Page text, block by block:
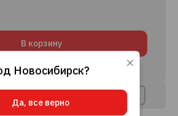
В корзину
8+ КРЕДИТНЫХ ПРЕДЛОЖЕНИЙ
Новосибирск?
Да, все верно
сайт, вы даете согласие
его удобнее для вас.